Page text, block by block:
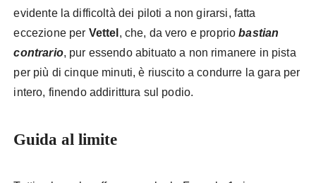
evidente la difficoltà dei piloti a non girarsi, fatta
eccezione per Vettel , che, da vero e propriobastian
contrario, pur essendo abituato a non rimanere in pista
per più di cinque minuti, è riuscito a condurre la gara per
intero, finendo addirittura sul podio.
Guida al limite